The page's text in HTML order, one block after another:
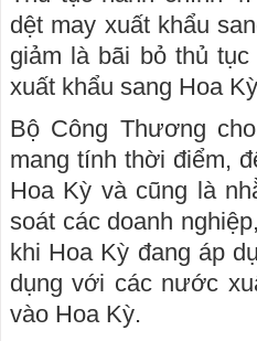
dệt may xuất khẩu
giảm là bãi bỏ thủ
xuất khẩu sang Hoa
Bộ Công Thương
mang tính thời điểm,
Hoa Kỳ và cũng là
soát các doanh
khi Hoa Kỳ đang áp
dụng với các nước
vào Hoa Kỳ.